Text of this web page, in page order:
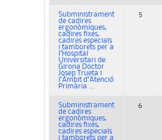
Subministrament
de cadires
ergonòmiques,
cadires fixes,
cadires especials
i tamborets per a
l’Hospital
Universitari de
Girona Doctor
Josep Trueta i
l’Àmbit d’Atenció
Primària ...
5
Subministrament
de cadires
ergonòmiques,
cadires fixes,
cadires especials
i tamborets per a
6